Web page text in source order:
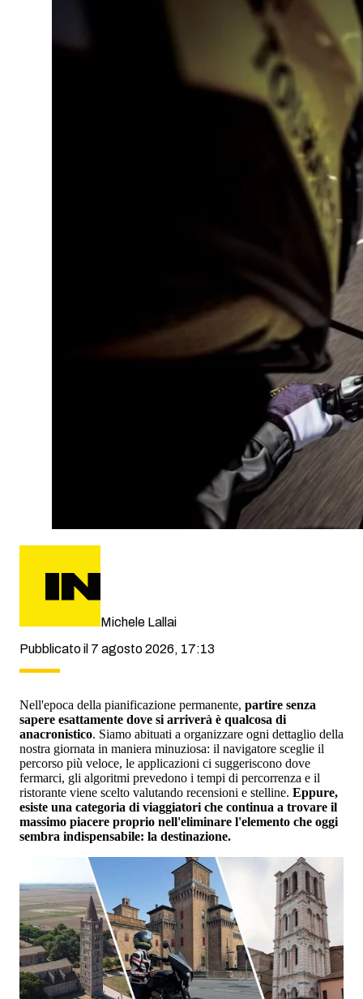
Michele Lallai
Pubblicato il 7 agosto 2026, 17:13
Nell'epoca della pianificazione permanente, partire senza
sapere esattamente dove si arriverà è qualcosa di
anacronistico. Siamo abituati a organizzare ogni dettaglio della
nostra giornata in maniera minuziosa: il navigatore sceglie il
percorso più veloce, le applicazioni ci suggeriscono dove
fermarci, gli algoritmi prevedono i tempi di percorrenza e il
ristorante viene scelto valutando recensioni e stelline. Eppure,
esiste una categoria di viaggiatori che continua a trovare il
massimo piacere proprio nell'eliminare l'elemento che oggi
sembra indispensabile: la destinazione.